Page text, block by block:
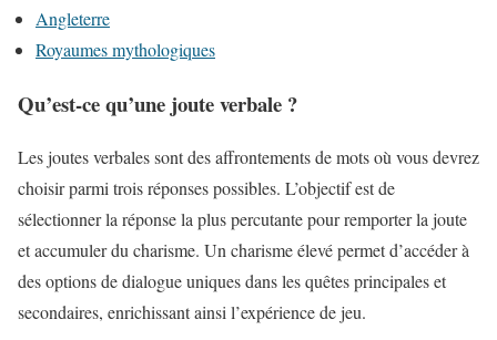
Angleterre
Royaumes mythologiques
Qu’est-ce qu’une joute verbale ?
Les joutes verbales sont des affrontements de mots où vous devrez
choisir parmi trois réponses possibles. L’objectif est de
sélectionner la réponse la plus percutante pour remporter la joute
et accumuler du charisme. Un charisme élevé permet d’accéder à
des options de dialogue uniques dans les quêtes principales et
secondaires, enrichissant ainsi l’expérience de jeu.